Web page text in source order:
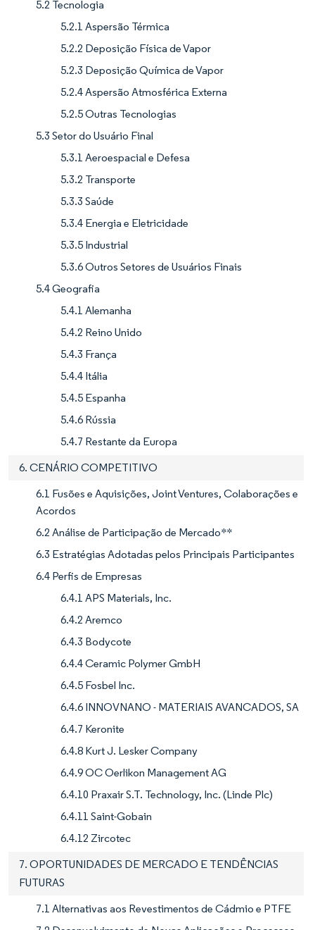
5.2 Tecnologia
5.2.1 Aspersão Térmica
5.2.2 Deposição Física de Vapor
5.2.3 Deposição Química de Vapor
5.2.4 Aspersão Atmosférica Externa
5.2.5 Outras Tecnologias
5.3 Setor do Usuário Final
5.3.1 Aeroespacial e Defesa
5.3.2 Transporte
5.3.3 Saúde
5.3.4 Energia e Eletricidade
5.3.5 Industrial
5.3.6 Outros Setores de Usuários Finais
5.4 Geografia
5.4.1 Alemanha
5.4.2 Reino Unido
5.4.3 França
5.4.4 Itália
5.4.5 Espanha
5.4.6 Rússia
5.4.7 Restante da Europa
6. CENÁRIO COMPETITIVO
6.1 Fusões e Aquisições, Joint Ventures, Colaborações e
Acordos
6.2 Análise de Participação de Mercado**
6.3 Estratégias Adotadas pelos Principais Participantes
6.4 Perfis de Empresas
6.4.1 APS Materials, Inc.
6.4.2 Aremco
6.4.3 Bodycote
6.4.4 Ceramic Polymer GmbH
6.4.5 Fosbel Inc.
6.4.6 INNOVNANO - MATERIAIS AVANCADOS, SA
6.4.7 Keronite
6.4.8 Kurt J. Lesker Company
6.4.9 OC Oerlikon Management AG
6.4.10 Praxair S.T. Technology, Inc. (Linde Plc)
6.4.11 Saint-Gobain
6.4.12 Zircotec
7. OPORTUNIDADES DE MERCADO E TENDÊNCIAS
FUTURAS
7.1 Alternativas aos Revestimentos de Cádmio e PTFE